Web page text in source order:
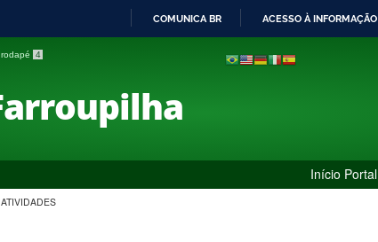
PARA
COMUNICA BR ACESSO À INFORMAÇÃO
4
Início Portal
ATIVIDADES